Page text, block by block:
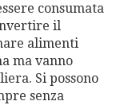
consumata
il
alimenti
ma vanno
Si possono
senza